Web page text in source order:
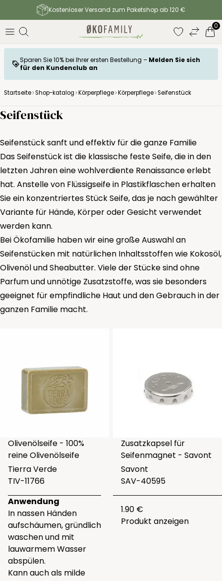
Kostenloser Versand zum Paketshop ab 120 €
0
Sparen Sie 10% bei Ihrer ersten Bestellung – Melden Sie sich
für den Kundenclub an
Startseite Shop-katalog Körperpflege Körperpflege Seifenstück
Seifenstück
Seifenstück sanft und effektiv für die ganze Familie
Das Seifenstück ist die klassische feste Seife, die in den
letzten Jahren eine wohlverdiente Renaissance erlebt
hat. Anstelle von Flüssigseife in Plastikflaschen erhalten
Sie ein konzentriertes Stück Seife, das je nach gewählter
Variante für Hände, Körper oder Gesicht verwendet
werden kann.
Bei Ökofamilie haben wir eine große Auswahl an
Seifenstücken mit natürlichen Inhaltsstoffen wie Kokosöl,
Olivenöl und Sheabutter. Viele der Stücke sind ohne
Parfum und unnötige Zusatzstoffe, was sie besonders
geeignet für empfindliche Haut und den Gebrauch in der
ganzen Familie macht.
Olivenölseife - 100%
reine Olivenölseife
Tierra Verde
TIV-11766
Anwendung
In nassen Händen
aufschäumen, gründlich
waschen und mit
lauwarmem Wasser
abspülen.
Kann auch als milde
Zusatzkapsel für
Seifenmagnet - Savont
Savont
SAV-40595
1.90 €
Produkt anzeigen